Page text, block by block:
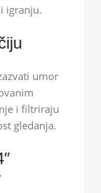
igranju.
umor
i filtriraju
gledanja.